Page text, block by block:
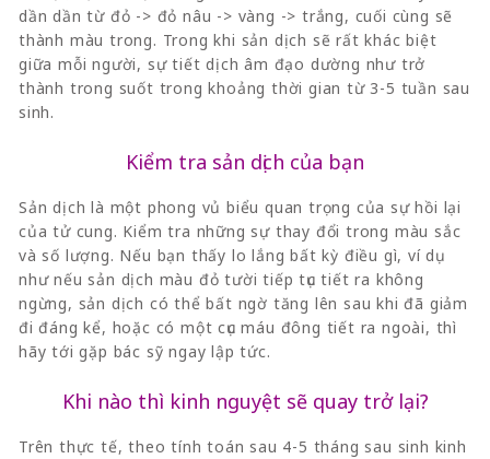
dần dần từ đỏ -> đỏ nâu -> vàng -> trắng, cuối cùng sẽ
thành màu trong. Trong khi sản dịch sẽ rất khác biệt
giữa mỗi người, sự tiết dịch âm đạo dường như trở
thành trong suốt trong khoảng thời gian từ 3-5 tuần sau
sinh.
Kiểm tra sản dịch của bạn
Sản dịch là một phong vủ biểu quan trọng của sự hồi lại
của tử cung. Kiểm tra những sự thay đổi trong màu sắc
và số lượng. Nếu bạn thấy lo lắng bất kỳ điều gì, ví dụ
như nếu sản dịch màu đỏ tười tiếp tục tiết ra không
ngừng, sản dịch có thể bất ngờ tăng lên sau khi đã giảm
đi đáng kể, hoặc có một cục máu đông tiết ra ngoài, thì
hãy tới gặp bác sỹ ngay lập tức.
Khi nào thì kinh nguyệt sẽ quay trở lại?
Trên thực tế, theo tính toán sau 4-5 tháng sau sinh kinh